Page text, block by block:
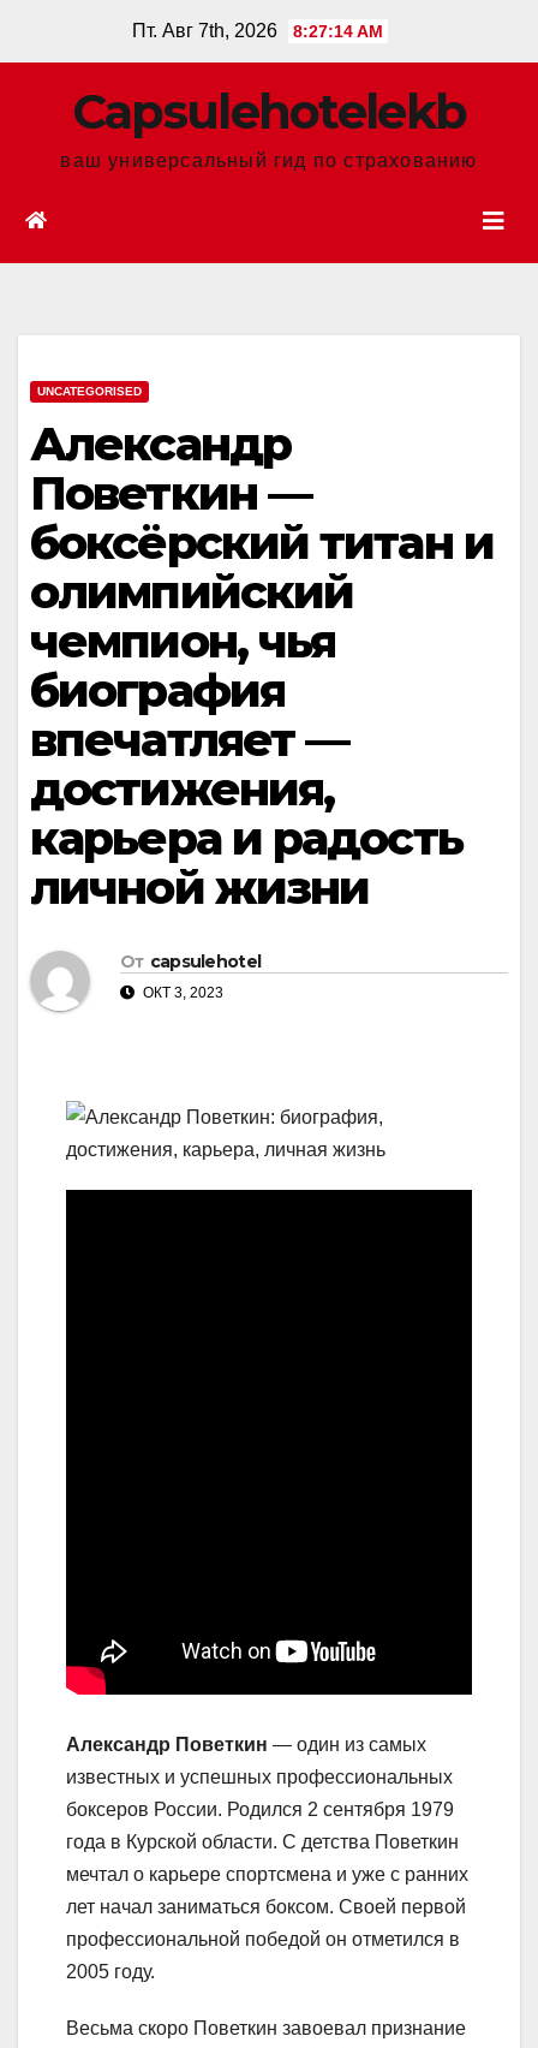
Пт. Авг 7th, 2026 8:27:15 AM
Сapsulehotelekb
ваш универсальный гид по страхованию
UNCATEGORISED
Александр
Поветкин —
боксёрский титан и
олимпийский
чемпион, чья
биография
впечатляет —
достижения,
карьера и радость
личной жизни
От capsulehotel
ОКТ 3, 2023
Александр Поветкин — один из самых
известных и успешных профессиональных
боксеров России. Родился 2 сентября 1979
года в Курской области. С детства Поветкин
мечтал о карьере спортсмена и уже с ранних
лет начал заниматься боксом. Своей первой
профессиональной победой он отметился в
2005 году.
Весьма скоро Поветкин завоевал признание